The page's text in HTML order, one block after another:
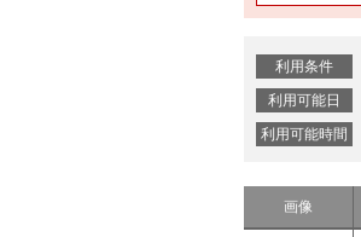
利用条件
利用可能日
利用可能時間
画像